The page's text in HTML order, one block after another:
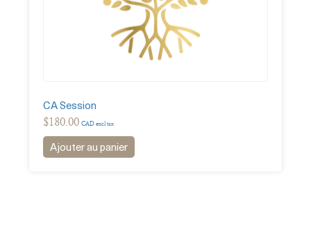
CA Session
$180.00 CAD excl tax
Ajouter au panier